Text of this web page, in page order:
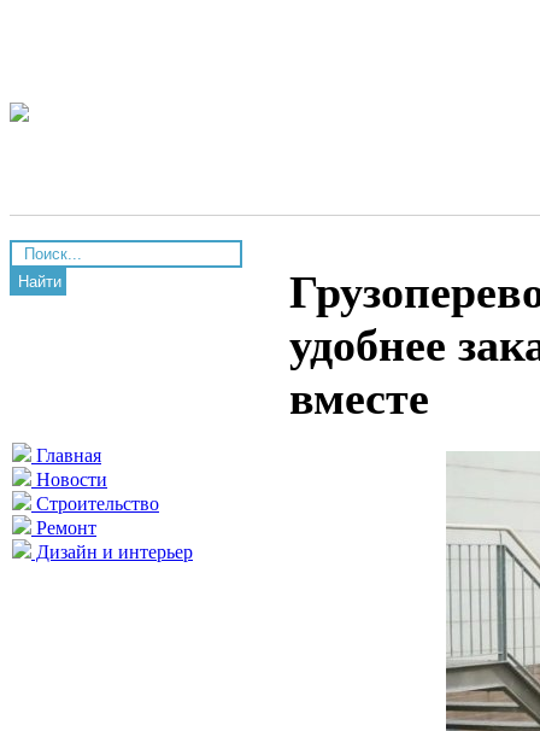
Найти
Главная
Новости
Строительство
Ремонт
Дизайн и интерьер
удобнее
вместе